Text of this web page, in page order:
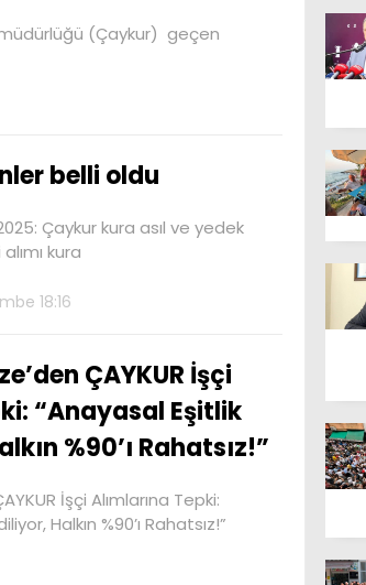
(Çaykur) geçen
belli oldu
Çaykur kura asıl ve yedek
kura
18:16
ÇAYKUR İşçi
“Anayasal Eşitlik
%90’ı Rahatsız!”
İşçi Alımlarına Tepki:
Halkın %90’ı Rahatsız!”